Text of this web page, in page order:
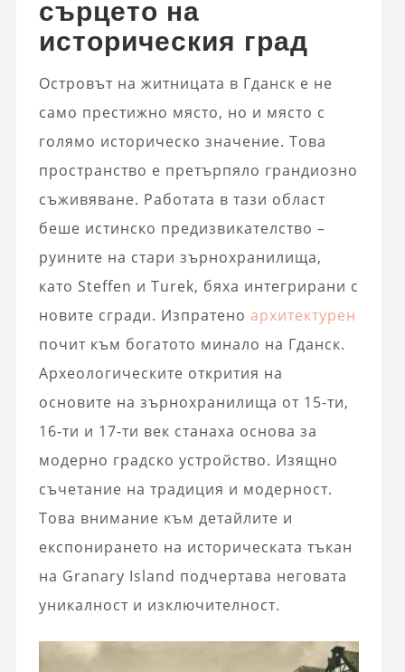
сърцето на
историческия град
Островът на житницата в Гданск е не
само престижно място, но и място с
голямо историческо значение. Това
пространство е претърпяло грандиозно
съживяване. Работата в тази област
беше истинско предизвикателство –
руините на стари зърнохранилища,
като Steffen и Turek, бяха интегрирани с
новите сгради. Изпратено архитектурен
почит към богатото минало на Гданск.
Археологическите открития на
основите на зърнохранилища от 15-ти,
16-ти и 17-ти век станаха основа за
модерно градско устройство. Изящно
съчетание на традиция и модерност.
Това внимание към детайлите и
експонирането на историческата тъкан
на Granary Island подчертава неговата
уникалност и изключителност.